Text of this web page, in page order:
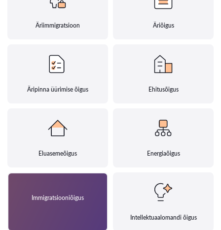
Äriimmigratsioon Äriõigus
Äripinna üürimise õigus Ehitusõigus
Eluasemeõigus Energiaõigus
Immigratsiooniõigus
Intellektuaalomandi õigus